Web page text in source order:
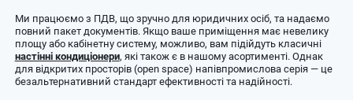
Ми працюємо з ПДВ, що зручно для юридичних осіб, та надаємо
повний пакет документів. Якщо ваше приміщення має невелику
площу або кабінетну систему, можливо, вам підійдуть класичні
настінні кондиціонери, які також є в нашому асортименті. Однак
для відкритих просторів (open space) напівпромислова серія — це
безальтернативний стандарт ефективності та надійності.